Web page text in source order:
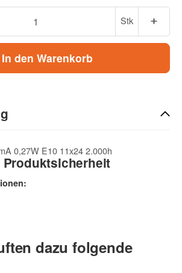
Stk
In den Warenkorb
0,27W E10 11x24 2.000h
Produktsicherheit
dazu folgende